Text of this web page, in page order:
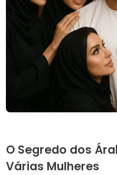
O Segredo dos
Várias Mulheres